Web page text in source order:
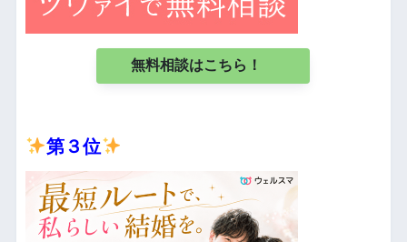
無料相談はこちら！
第３位